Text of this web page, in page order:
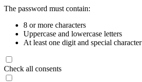
The password must contain:
8 or more characters
Uppercase and lowercase letters
At least one digit and special character
Check all consents